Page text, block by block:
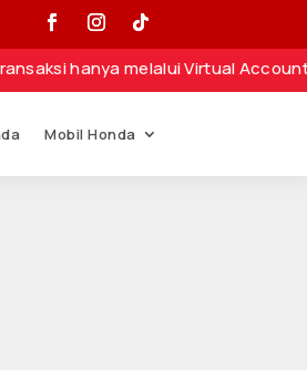
melalui Virtual Account atau
Mobil Honda